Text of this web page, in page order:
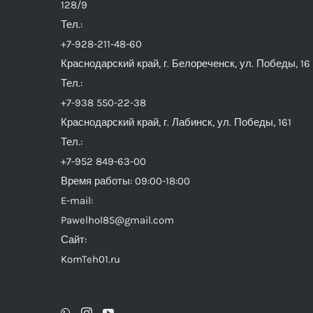
128/9
Тел.:
+7-928-211-48-60
Краснодарский край, г. Белореченск, ул. Победы, 16
Тел.:
+7-938 550-22-38
Краснодарский край, г. Лабинск, ул. Победы, 161
Тел.:
+7-952 849-63-00
Время работы: 09:00-18:00
E-mail:
Pawelhol85@gmail.com
Сайт:
KomTeh01.ru